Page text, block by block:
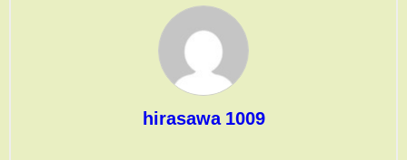
hirasawa 1009